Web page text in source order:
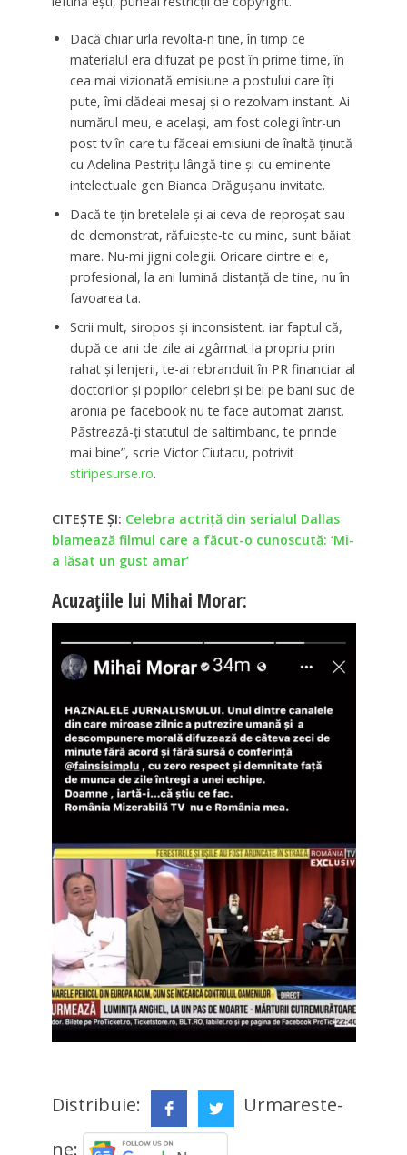
Dacă chiar urla revolta-n tine, în timp ce
materialul era difuzat pe post în prime time, în
cea mai vizionată emisiune a postului care îți
pute, îmi dădeai mesaj și o rezolvam instant. Ai
numărul meu, e același, am fost colegi într-un
post tv în care tu făceai emisiuni de înaltă ținută
cu Adelina Pestrițu lângă tine și cu eminente
intelectuale gen Bianca Drăgușanu invitate.
Dacă te țin bretelele și ai ceva de reproșat sau
de demonstrat, răfuiește-te cu mine, sunt băiat
mare. Nu-mi jigni colegii. Oricare dintre ei e,
profesional, la ani lumină distanță de tine, nu în
favoarea ta.
Scrii mult, siropos și inconsistent. iar faptul că,
după ce ani de zile ai zgârmat la propriu prin
rahat și lenjerii, te-ai rebranduit în PR financiar al
doctorilor și popilor celebri și bei pe bani suc de
aronia pe facebook nu te face automat ziarist.
Păstrează-ți statutul de saltimbanc, te prinde
mai bine”, scrie Victor Ciutacu, potrivit
stiripesurse.ro.
CITEȘTE ȘI: Celebra actriță din serialul Dallas
blamează filmul care a făcut-o cunoscută: ‘Mi-
a lăsat un gust amar’
Acuzațiile lui Mihai Morar:
Distribuie:
Urmareste-
ne: